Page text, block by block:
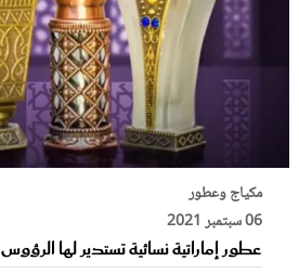
مكياج وعطور
06 سبتمبر 2021
عطور إماراتية نسائية تستدير لها الرؤوس